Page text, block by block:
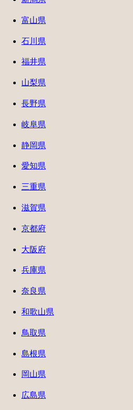
富山県
石川県
福井県
山梨県
長野県
岐阜県
静岡県
愛知県
三重県
滋賀県
京都府
大阪府
兵庫県
奈良県
和歌山県
鳥取県
島根県
岡山県
広島県